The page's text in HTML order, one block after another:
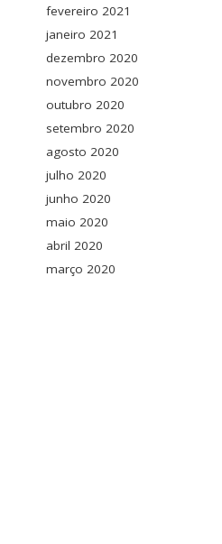
fevereiro 2021
janeiro 2021
dezembro 2020
novembro 2020
outubro 2020
setembro 2020
agosto 2020
julho 2020
junho 2020
maio 2020
abril 2020
março 2020